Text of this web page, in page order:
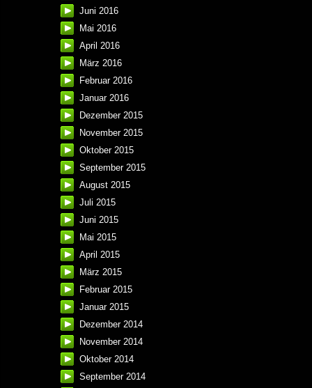
Juni 2016
Mai 2016
April 2016
März 2016
Februar 2016
Januar 2016
Dezember 2015
November 2015
Oktober 2015
September 2015
August 2015
Juli 2015
Juni 2015
Mai 2015
April 2015
März 2015
Februar 2015
Januar 2015
Dezember 2014
November 2014
Oktober 2014
September 2014